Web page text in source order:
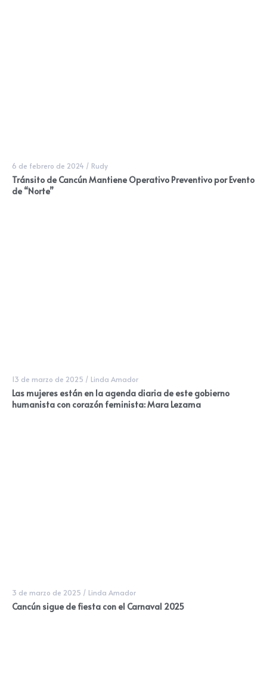
6 de febrero de 2024 / Rudy
Tránsito de Cancún Mantiene Operativo Preventivo por Evento
de “Norte”
13 de marzo de 2025 / Linda Amador
Las mujeres están en la agenda diaria de este gobierno
humanista con corazón feminista: Mara Lezama
3 de marzo de 2025 / Linda Amador
Cancún sigue de fiesta con el Carnaval 2025